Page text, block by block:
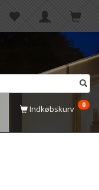
Indkøbskurv 0